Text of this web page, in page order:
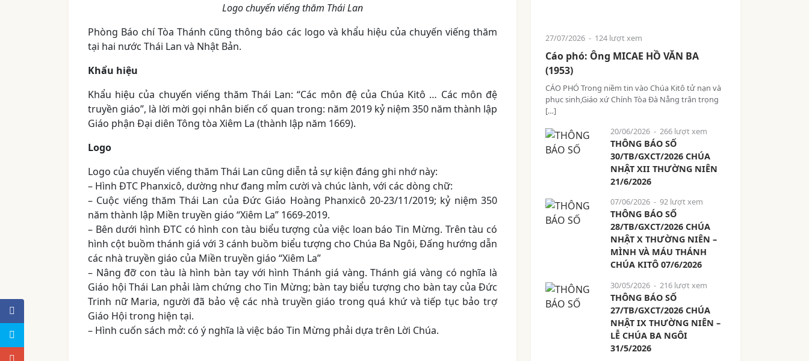
Logo chuyến viếng thăm Thái Lan
Phòng Báo chí Tòa Thánh cũng thông báo các logo và khẩu hiệu của chuyến viếng thăm
tại hai nước Thái Lan và Nhật Bản.
Khẩu hiệu
Khẩu hiệu của chuyến viếng thăm Thái Lan: “Các môn đệ của Chúa Kitô … Các môn đệ
truyền giáo”, là lời mời gọi nhân biến cố quan trong: năm 2019 kỷ niệm 350 năm thành lập
Giáo phận Đại diên Tông tòa Xiêm La (thành lập năm 1669).
Logo
Logo của chuyến viếng thăm Thái Lan cũng diễn tả sự kiện đáng ghi nhớ này:
– Hình ĐTC Phanxicô, dường như đang mỉm cười và chúc lành, với các dòng chữ:
– Cuộc viếng thăm Thái Lan của Đức Giáo Hoàng Phanxicô 20-23/11/2019; kỷ niệm 350
năm thành lập Miền truyền giáo “Xiêm La” 1669-2019.
– Bên dưới hình ĐTC có hình con tàu biểu tượng của việc loan báo Tin Mừng. Trên tàu có
hình cột buồm thánh giá với 3 cánh buồm biểu tượng cho Chúa Ba Ngôi, Đấng hướng dẫn
các nhà truyền giáo của Miền truyền giáo “Xiêm La”
– Nâng đỡ con tàu là hình bàn tay với hình Thánh giá vàng. Thánh giá vàng có nghĩa là
Giáo hội Thái Lan phải làm chứng cho Tin Mừng; bàn tay biểu tượng cho bàn tay của Đức
Trinh nữ Maria, người đã bảo vệ các nhà truyền giáo trong quá khứ và tiếp tục bảo trợ
Giáo Hội trong hiện tại.
– Hình cuốn sách mở: có ý nghĩa là việc báo Tin Mừng phải dựa trên Lời Chúa.
27/07/2026 - 124 lượt xem
Cáo phó: Ông MICAE HỒ VĂN BA
(1953)
CÁO PHÓ Trong niềm tin vào Chúa Kitô tử nạn và
phục sinh,Giáo xứ Chính Tòa Đà Nẵng trân trọng
[…]
20/06/2026- 266 lượt xem
THÔNG BÁO SỐ
30/TB/GXCT/2026 CHÚA
NHẬT XII THƯỜNG NIÊN
21/6/2026
07/06/2026- 92 lượt xem
THÔNG BÁO SỐ
28/TB/GXCT/2026 CHÚA
NHẬT X THƯỜNG NIÊN –
MÌNH VÀ MÁU THÁNH
CHÚA KITÔ 07/6/2026
30/05/2026- 216 lượt xem
THÔNG BÁO SỐ
27/TB/GXCT/2026 CHÚA
NHẬT IX THƯỜNG NIÊN –
LỄ CHÚA BA NGÔI
31/5/2026